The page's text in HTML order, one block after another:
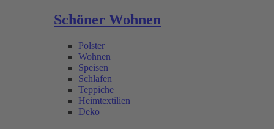
Schöner Wohnen
Polster
Wohnen
Speisen
Schlafen
Teppiche
Heimtextilien
Deko